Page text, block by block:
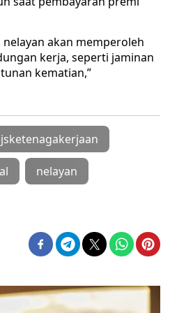
akan memperoleh
kerja, seperti jaminan
kematian,”
nelayan